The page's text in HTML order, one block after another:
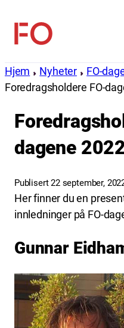
innhold
FO
Hjem Nyheter
FO-
Foredragsholdere FO-
dagene
Publisert 22 september,
Her finner du en
innledninger på FO-
Gunnar